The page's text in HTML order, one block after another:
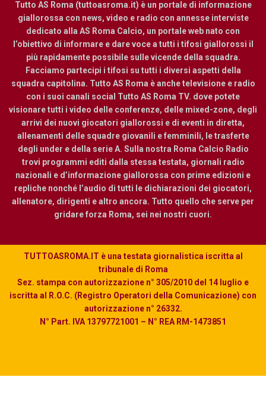
Tutto AS Roma (tuttoasroma.it) è un portale di informazione
giallorossa con news, video e radio con annesse interviste
dedicato alla AS Roma Calcio, un portale web nato con
l’obiettivo di informare e dare voce a tutti i tifosi giallorossi il
più rapidamente possibile sulle vicende della squadra.
Facciamo partecipi i tifosi su tutti i diversi aspetti della
squadra capitolina. Tutto AS Roma è anche televisione e radio
con i suoi canali social Tutto AS Roma TV. dove potete
visionare tutti i video delle conferenze, delle mixed-zone, degli
arrivi dei nuovi giocatori giallorossi e di eventi in diretta,
allenamenti delle squadre giovanili e femminili, le trasferte
degli under e della serie A. Sulla nostra Roma Calcio Radio
trovi programmi editi dalla stessa testata, giornali radio
nazionali e d’informazione giallorossa con prime edizioni e
repliche nonché l’audio di tutti le dichiarazioni dei giocatori,
allenatore, dirigenti e altro ancora. Tutto quello che serve per
gridare forza Roma, sei nei nostri cuori.
TUTTOASROMA.IT è una testata giornalistica iscritta al
tribunale di Roma
Sez. stampa con autorizzazione n° 305/2010 del 14 luglio e
iscritta al R.O.C. (Registro Operatori della Comunicazione) con
autorizzazione n° 26332.
N° Part. IVA 13797721001 – N° REA RM-1473851